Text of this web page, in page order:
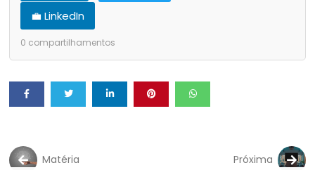
💼 LinkedIn
0 compartilhamentos
Matéria
Próxima